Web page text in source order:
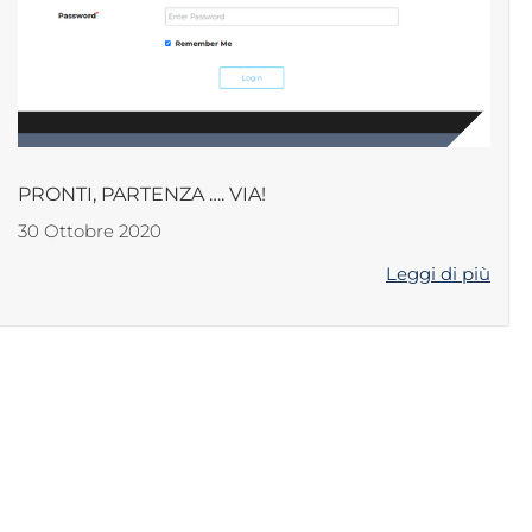
PRONTI, PARTENZA …. VIA!
30 Ottobre 2020
Leggi di più